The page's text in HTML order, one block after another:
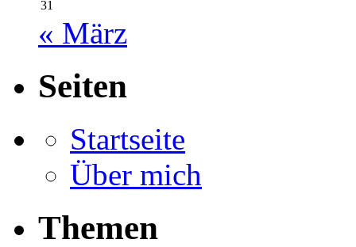
31
« März
Seiten
Startseite
Über mich
Themen